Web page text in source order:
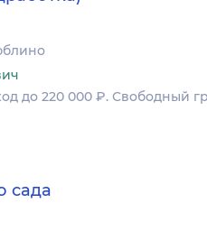
до 220 000 ₽. Свободный
сада